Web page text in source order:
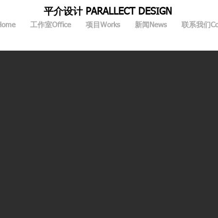
平介设计 PARALLECT DESIGN
工作室Office 项目Works 新闻News 联系我们